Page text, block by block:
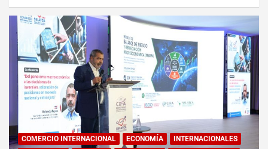
COMERCIO INTERNACIONAL ECONOMÍA
INTERNACIONALES